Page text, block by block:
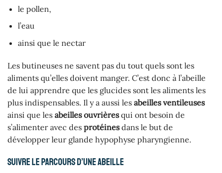
le pollen,
l’eau
ainsi que le nectar
Les butineuses ne savent pas du tout quels sont les
aliments qu’elles doivent manger. C’est donc à l’abeille
de lui apprendre que les glucides sont les aliments les
plus indispensables. Il y a aussi les abeilles ventileuses
ainsi que les abeilles ouvrièresqui ont besoin de
s’alimenter avec des protéinesdans le but de
développer leur glande hypophyse pharyngienne.
Suivre le parcours d’une abeille